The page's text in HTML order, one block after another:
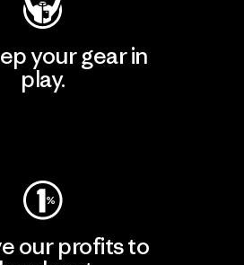
your gear in
play.
our profits to